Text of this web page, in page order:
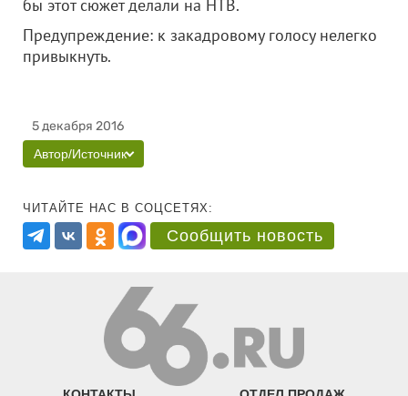
бы этот сюжет делали на НТВ.
Предупреждение: к закадровому голосу нелегко
привыкнуть.
5 декабря 2016
Автор/Источник
ЧИТАЙТЕ НАС В СОЦСЕТЯХ:
Сообщить новость